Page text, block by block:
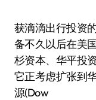
获滴滴出行投资
备不久以后在美
杉资本、华平投
它正考虑扩张到
源(Dow